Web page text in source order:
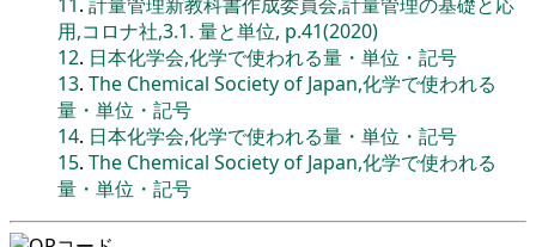
用,コロナ社,3.1. 量と単位, p.41(2020)
12. 日本化学会,化学で使われる量・単位・記号
13. The Chemical Society of Japan,化学で使われる
量・単位・記号
14. 日本化学会,化学で使われる量・単位・記号
15. The Chemical Society of Japan,化学で使われる
量・単位・記号